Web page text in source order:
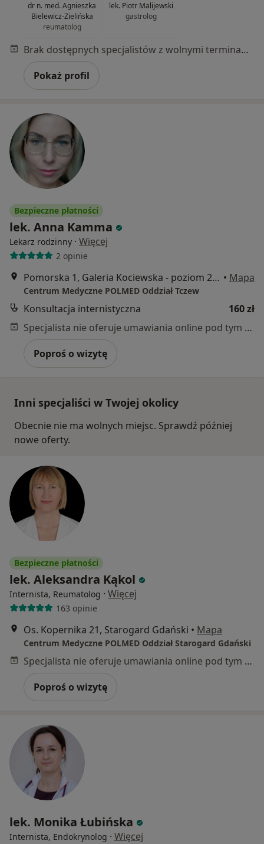
dr n. med. Agnieszka
Bielewicz-Zielińska
reumatolog
lek. Piotr Malijewski
gastrolog
Brak dostępnych specjalistów z wolnymi terminami w tym centrum medycznym.
Pokaż profil
Bezpieczne płatności
lek. Anna Kamma
Lekarz rodzinny · Więcej
2 opinie
Pomorska 1, Galeria Kociewska - poziom 2, Tczew • Mapa
Centrum Medyczne POLMED Oddział Tczew
Konsultacja internistyczna
160 zł
Specjalista nie oferuje umawiania online pod tym adresem.
Poproś o wizytę
Inni specjaliści w Twojej okolicy
Obecnie nie ma wolnych miejsc. Sprawdź później
nowe oferty.
Bezpieczne płatności
lek. Aleksandra Kąkol
Internista, Reumatolog · Więcej
163 opinie
Os. Kopernika 21, Starogard Gdański • Mapa
Centrum Medyczne POLMED Oddział Starogard Gdański
Specjalista nie oferuje umawiania online pod tym adresem.
Poproś o wizytę
lek. Monika Łubińska
Internista, Endokrynolog · Więcej